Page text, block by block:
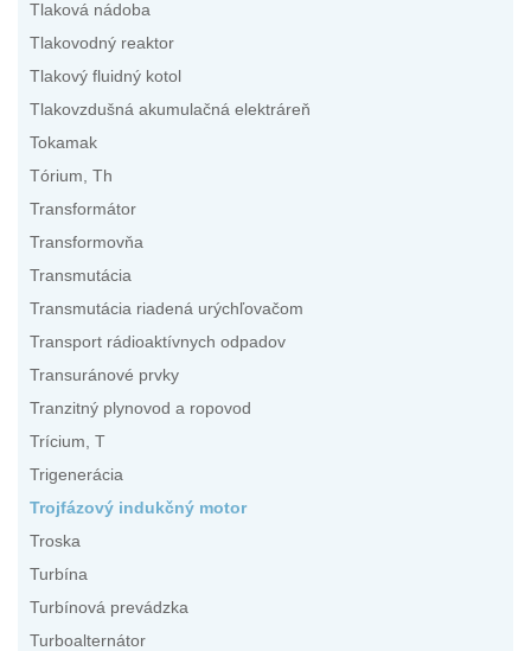
Tlaková nádoba
Tlakovodný reaktor
Tlakový fluidný kotol
Tlakovzdušná akumulačná elektráreň
Tokamak
Tórium, Th
Transformátor
Transformovňa
Transmutácia
Transmutácia riadená urýchľovačom
Transport rádioaktívnych odpadov
Transuránové prvky
Tranzitný plynovod a ropovod
Trícium, T
Trigenerácia
Trojfázový indukčný motor
Troska
Turbína
Turbínová prevádzka
Turboalternátor